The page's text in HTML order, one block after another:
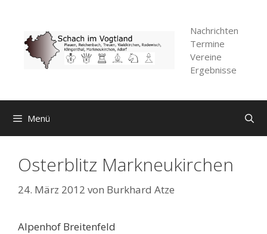
springen
Nachrichten
Termine
Vereine
Ergebnisse
Menü
Osterblitz Markneukirchen
24. März 2012 von Burkhard Atze
Alpenhof Breitenfeld